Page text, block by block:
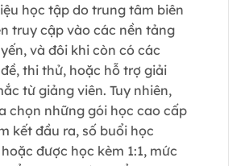
học tập do trung tâm biên
truy cập vào các nền tảng
và đôi khi còn có các
thi thử, hoặc hỗ trợ giải
từ giảng viên. Tuy nhiên,
chọn những gói học cao cấp
kết đầu ra, số buổi học
được học kèm 1:1, mức